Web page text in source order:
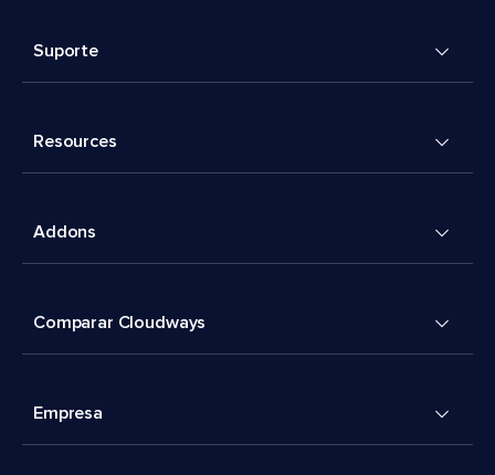
Suporte
Resources
Addons
Comparar Cloudways
Empresa